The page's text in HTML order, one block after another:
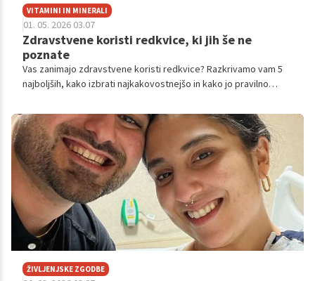
VITAMINI IN MINERALI
01. 05. 2026 03.07
Zdravstvene koristi redkvice, ki jih še ne
poznate
Vas zanimajo zdravstvene koristi redkvice? Razkrivamo vam 5
najboljših, kako izbrati najkakovostnejšo in kako jo pravilno
ŽIVLJENJSKE ZGODBE